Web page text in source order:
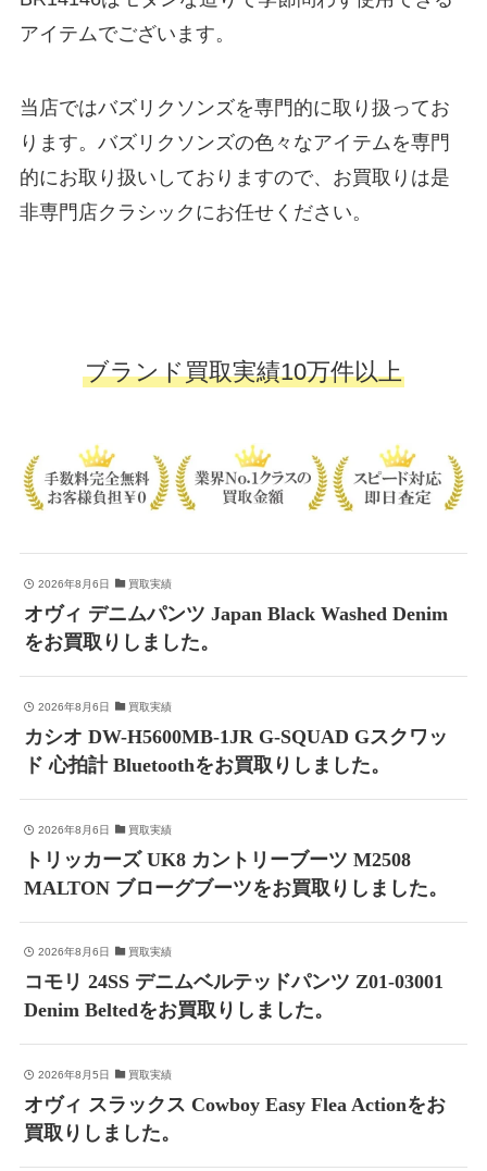
アイテムでございます。
当店ではバズリクソンズを専門的に取り扱ってお
ります。バズリクソンズの色々なアイテムを専門
的にお取り扱いしておりますので、お買取りは是
非専門店クラシックにお任せください。
ブランド買取実績10万件以上
2026年8月6日 買取実績
オヴィ デニムパンツ Japan Black Washed Denim
をお買取りしました。
2026年8月6日 買取実績
カシオ DW-H5600MB-1JR G-SQUAD Gスクワッ
ド 心拍計 Bluetoothをお買取りしました。
2026年8月6日 買取実績
トリッカーズ UK8 カントリーブーツ M2508
MALTON ブローグブーツをお買取りしました。
2026年8月6日 買取実績
コモリ 24SS デニムベルテッドパンツ Z01-03001
Denim Beltedをお買取りしました。
2026年8月5日 買取実績
オヴィ スラックス Cowboy Easy Flea Actionをお
買取りしました。